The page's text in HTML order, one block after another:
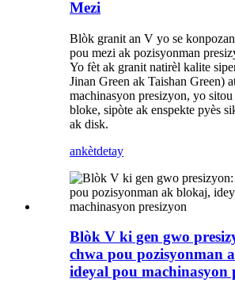
Mezi
Blòk granit an V yo se
pou mezi ak pozisyonman
Yo fèt ak granit natirèl kalite
Jinan Green ak Taishan Green)
machinasyon presizyon, yo
bloke, sipòte ak enspekte pyès
ak disk.
ankètdetay
Blòk V ki gen gwo
chwa pou pozisyonman
ideyal pou machinasyon